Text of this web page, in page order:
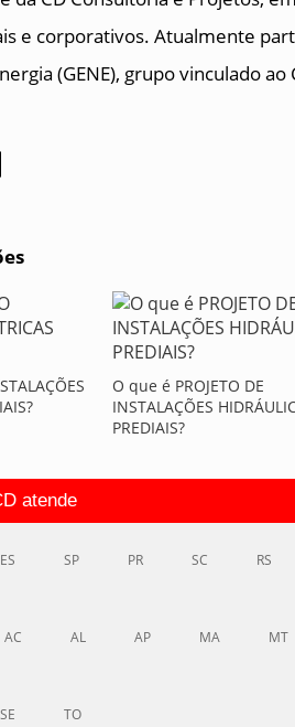
e corporativos. Atualmente
(GENE), grupo vinculado
O que é PROJETO DE
INSTALAÇÕES
PREDIAIS?
atende
ES SP PR SC RS
AC AL AP MA MT
SE TO